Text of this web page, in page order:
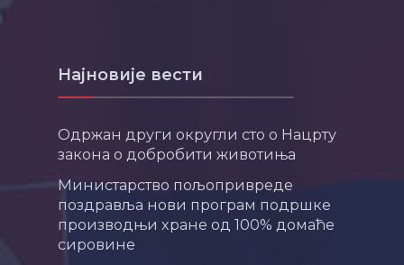
Најновије вести
Одржан други округли сто о Нацрту
закона о добробити животиња
Министарство пољопривреде
поздравља нови програм подршке
производњи хране од 100% домаће
сировине